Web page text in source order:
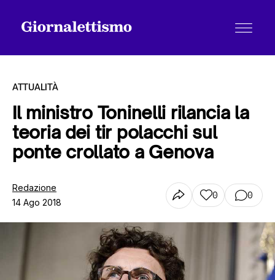
Tutti gli articoli
Chi siamo
ATTUALITÀ
Il ministro Toninelli rilancia la
teoria dei tir polacchi sul
ponte crollato a Genova
Redazione
14 Ago 2018
0 0